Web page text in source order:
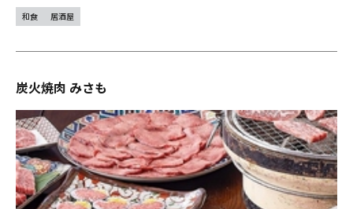
和食 居酒屋
炭火焼肉 みさも